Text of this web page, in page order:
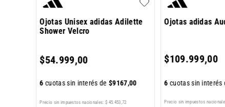
Ojotas Unisex adidas Adilette
Shower Velcro
$54.999,00
6cuotas sin interés de$9167,00
Precio sin impuestos nacionales: $ 45 453 ,72
Ojotas adidas
$109.999,00
6cuotas sin interés
Precio sin impuestos